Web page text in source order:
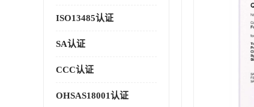
ISO13485认证
SA认证
CCC认证
OHSAS18001认证